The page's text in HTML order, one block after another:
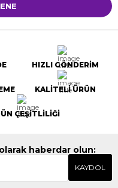
HIZLI GÖNDERİM
KALİTELİ ÜRÜN
ÇEŞİTLİLİĞİ
haberdar olun:
KAYDOL